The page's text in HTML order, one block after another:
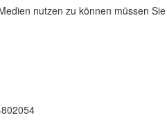
nutzen zu können müssen